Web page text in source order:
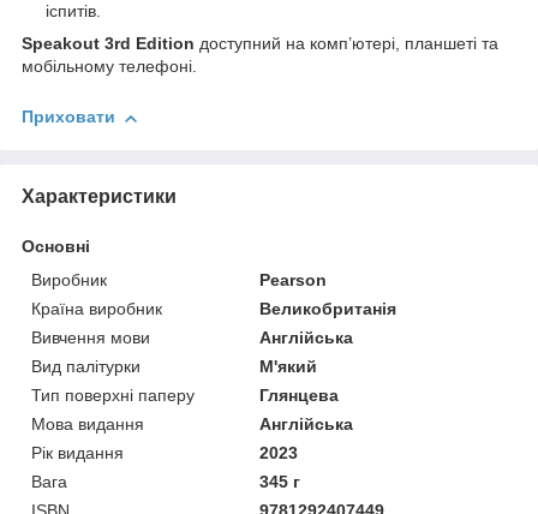
іспитів.
Speakout 3rd Edition доступний на комп’ютері, планшеті та
мобільному телефоні.
Приховати
Характеристики
Основні
Виробник
Pearson
Країна виробник
Великобританія
Вивчення мови
Англійська
Вид палітурки
М'який
Тип поверхні паперу
Глянцева
Мова видання
Англійська
Рік видання
2023
Вага
345 г
ISBN
9781292407449